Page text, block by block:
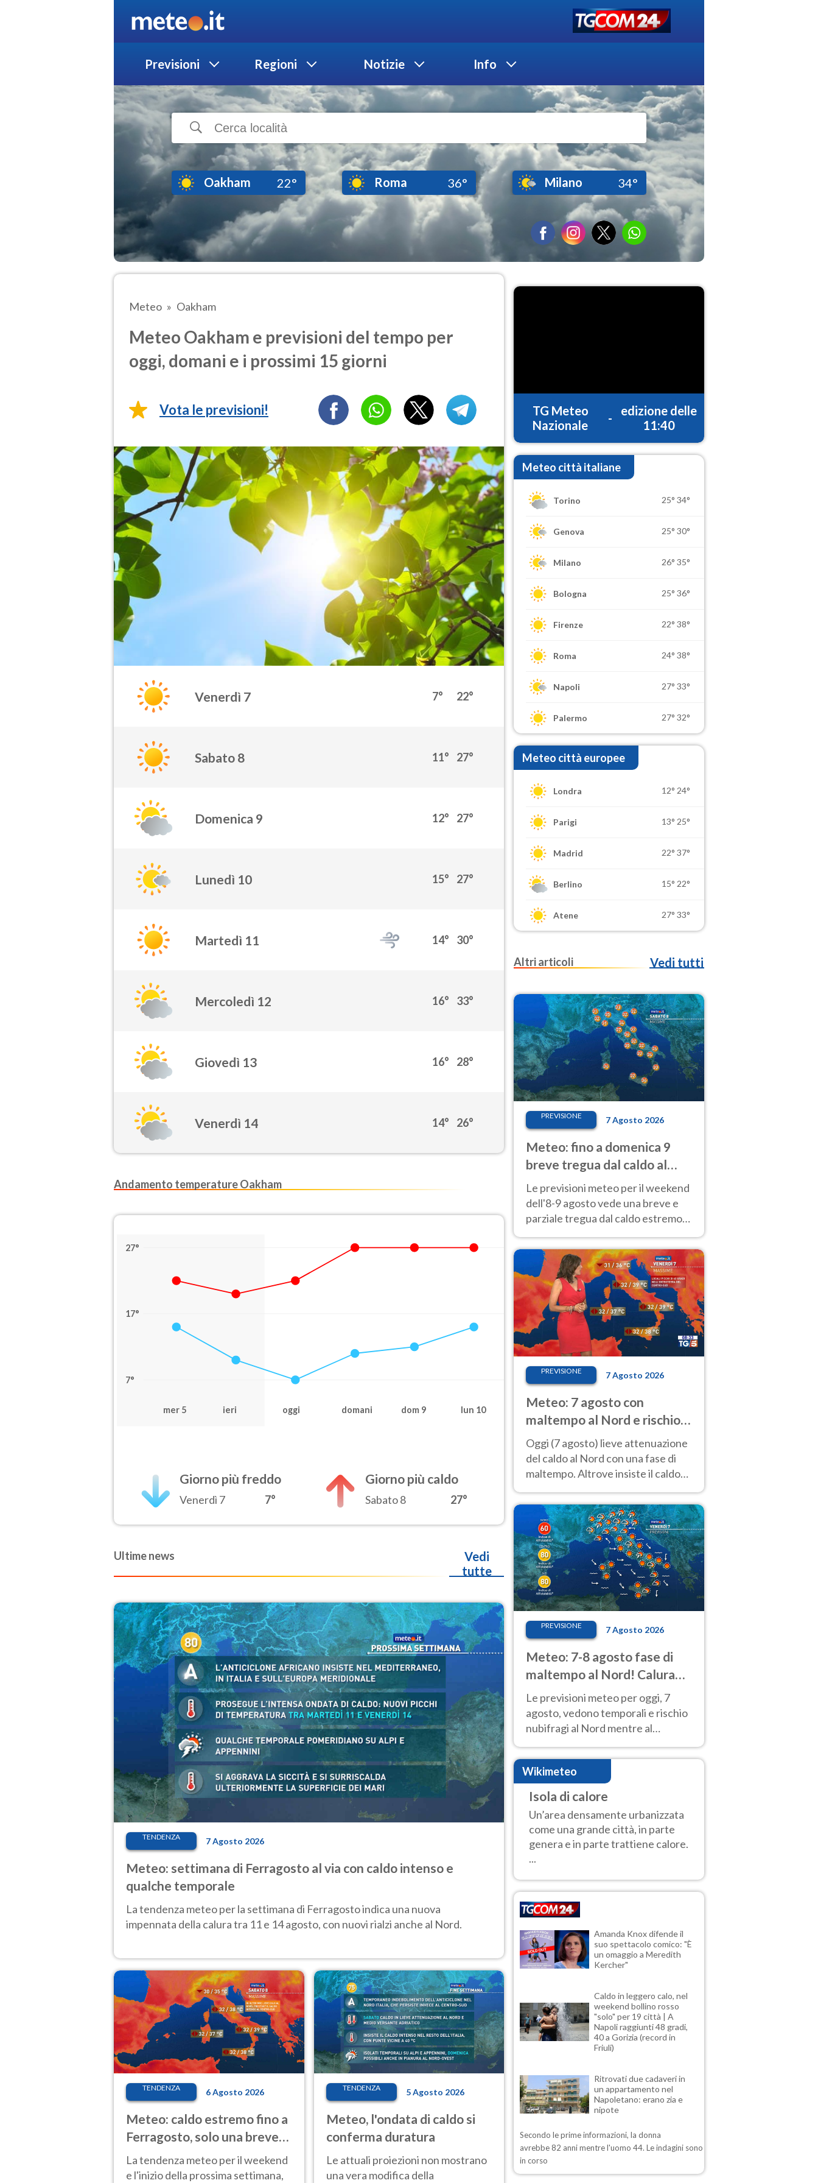
Previsioni Regioni Notizie Info
Oakham 22° Roma 36° Milano 34°
Meteo Oakham
Meteo Oakham e previsioni del tempo per
oggi, domani e i prossimi 15 giorni
Vota le previsioni!
Venerdì 7 7° 22°
Sabato 8 11° 27°
Domenica 9 12° 27°
Lunedì 10 15° 27°
Martedì 11 14° 30°
Mercoledì 12 16° 33°
Giovedì 13 16° 28°
Venerdì 14 14° 26°
Andamento temperature Oakham
27°
17°
7°
mer 5 ieri oggi domani dom 9 lun 10
Giorno più freddo
Venerdì 7 7°
Giorno più caldo
Sabato 8 27°
Ultime news
Vedi
tutte
TENDENZA 7 Agosto 2026
Meteo: settimana di Ferragosto al via con caldo intenso e
qualche temporale
La tendenza meteo per la settimana di Ferragosto indica una nuova
impennata della calura tra 11 e 14 agosto, con nuovi rialzi anche al Nord.
TENDENZA 6 Agosto 2026
Meteo: caldo estremo fino a
Ferragosto, solo una breve
pausa. Ecco dove
La tendenza meteo per il weekend
e l'inizio della prossima settimana,
TENDENZA 5 Agosto 2026
Meteo, l'ondata di caldo si
conferma duratura
Le attuali proiezioni non mostrano
una vera modifica della
TG Meteo
Nazionale
-
edizione delle
11:40
Meteo città italiane
Torino 25° 34°
Genova 25° 30°
Milano 26° 35°
Bologna 25° 36°
Firenze 22° 38°
Roma 24° 38°
Napoli 27° 33°
Palermo 27° 32°
Meteo città europee
Londra 12° 24°
Parigi 13° 25°
Madrid 22° 37°
Berlino 15° 22°
Atene 27° 33°
Altri articoli Vedi tutti
PREVISIONE 7 Agosto 2026
Meteo: fino a domenica 9
breve tregua dal caldo al
Nord! Altrove calura e afa
Le previsioni meteo per il weekend
dell'8-9 agosto vede una breve e
parziale tregua dal caldo estremo
40 gradi.
PREVISIONE 7 Agosto 2026
Meteo: 7 agosto con
maltempo al Nord e rischio
nubifragi. Altrove caldo
estremo
Oggi (7 agosto) lieve attenuazione
del caldo al Nord con una fase di
maltempo. Altrove insiste il caldo
previsioni
PREVISIONE 7 Agosto 2026
Meteo: 7-8 agosto fase di
maltempo al Nord! Calura
fino a Ferragosto
Le previsioni meteo per oggi, 7
agosto, vedono temporali e rischio
nubifragi al Nord mentre al
Centro-Sud sole e caldo sempre
molto intenso.
Wikimeteo
Isola di calore
Un’area densamente urbanizzata
come una grande città, in parte
genera e in parte trattiene calore.
...
Amanda Knox difende il
suo spettacolo comico: "È
un omaggio a Meredith
Kercher"
Caldo in leggero calo, nel
weekend bollino rosso
"solo" per 19 città | A
Napoli raggiunti 48 gradi,
40 a Gorizia (record in
Friuli)
Ritrovati due cadaveri in
un appartamento nel
Napoletano: erano zia e
nipote
Secondo le prime informazioni, la donna
avrebbe 82 anni mentre l'uomo 44. Le indagini sono
in corso